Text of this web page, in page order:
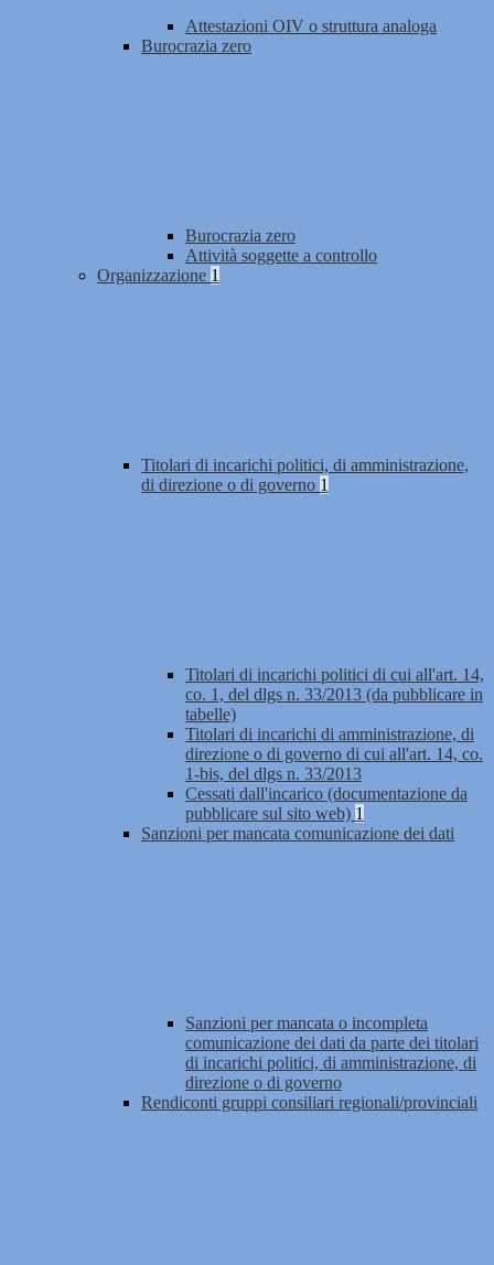
Attestazioni OIV o struttura analoga
Burocrazia zero
Burocrazia zero
Attività soggette a controllo
Organizzazione 1
Titolari di incarichi politici, di amministrazione,
di direzione o di governo 1
Titolari di incarichi politici di cui all'art. 14,
co. 1, del dlgs n. 33/2013 (da pubblicare in
tabelle)
Titolari di incarichi di amministrazione, di
direzione o di governo di cui all'art. 14, co.
1-bis, del dlgs n. 33/2013
Cessati dall'incarico (documentazione da
pubblicare sul sito web) 1
Sanzioni per mancata comunicazione dei dati
Sanzioni per mancata o incompleta
comunicazione dei dati da parte dei titolari
di incarichi politici, di amministrazione, di
direzione o di governo
Rendiconti gruppi consiliari regionali/provinciali